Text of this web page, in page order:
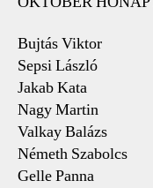
Bujtás Viktor
Sepsi László
Jakab Kata
Nagy Martin
Valkay Balázs
Németh Szabolcs
Gelle Panna